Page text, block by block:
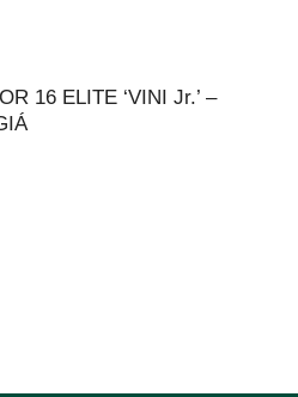
16 ELITE ‘VINI Jr.’ –